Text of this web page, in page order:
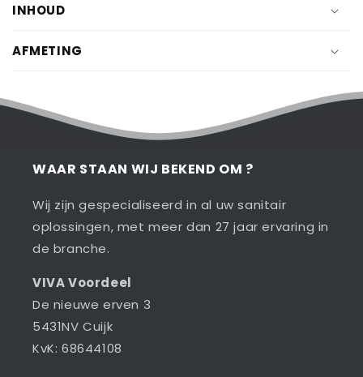
INHOUD
AFMETING
WAAR STAAN WIJ BEKEND OM ?
Wij zijn gespecialiseerd in al uw sanitair
oplossingen, met meer dan 27 jaar ervaring in
de branche.
VIVA Voordeel
De nieuwe erven 3
5431NV Cuijk
KvK: 68644108